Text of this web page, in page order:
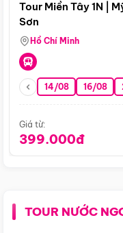
Tour Miền Tây 1N |
Sơn
Hồ Chí Minh
14/08 16/08
Giá từ:
399.000đ
TOUR NƯỚC